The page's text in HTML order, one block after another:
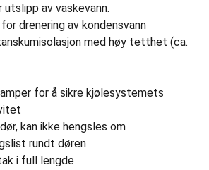
av vaskevann.
drenering av kondensvann
med høy tetthet (ca.
for å sikre kjølesystemets
kan ikke hengsles om
rundt døren
i full lengde